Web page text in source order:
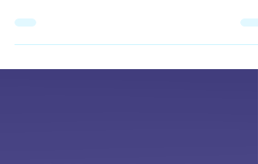
한가?” 라는 점입니다. 처음 접하는 분야이다 보니
험자를 우대한다는 내용도 있어서 초보자는 시작